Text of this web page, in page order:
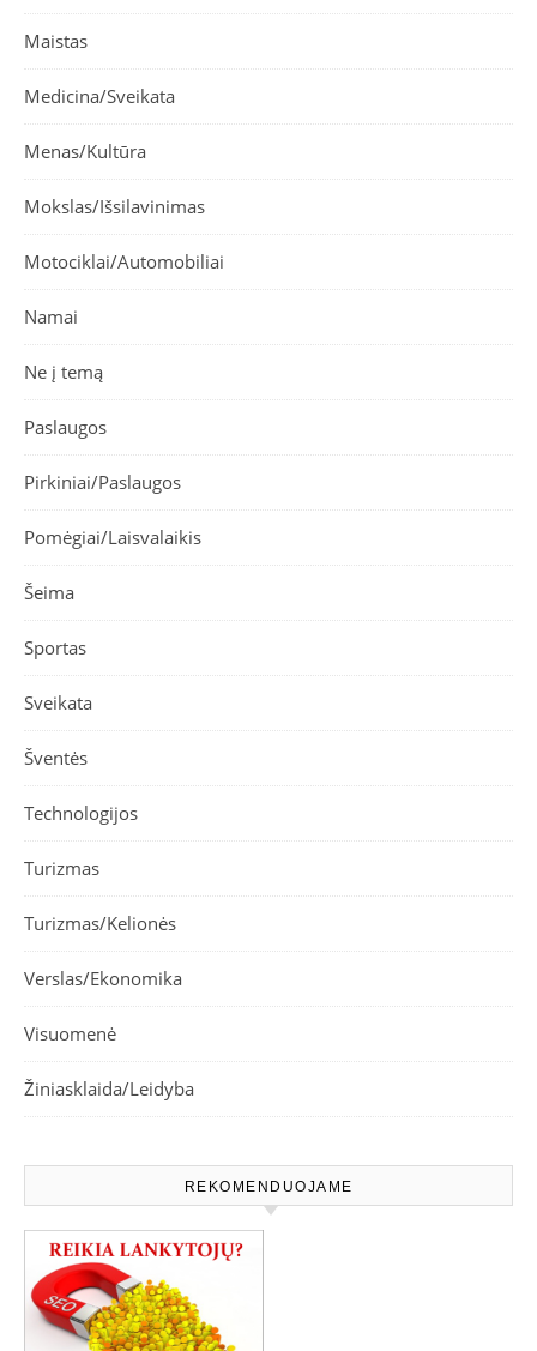
Maistas
Medicina/Sveikata
Menas/Kultūra
Mokslas/Išsilavinimas
Motociklai/Automobiliai
Namai
Ne į temą
Paslaugos
Pirkiniai/Paslaugos
Pomėgiai/Laisvalaikis
Šeima
Sportas
Sveikata
Šventės
Technologijos
Turizmas
Turizmas/Kelionės
Verslas/Ekonomika
Visuomenė
Žiniasklaida/Leidyba
REKOMENDUOJAME